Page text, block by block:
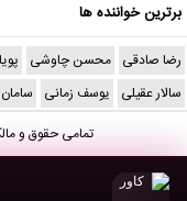
برترین خواننده ها
رضا صادقی محسن چاوشی
سالار عقیلی یوسف زمانی
تمامی حقوق و